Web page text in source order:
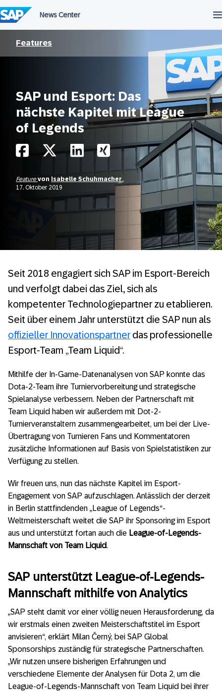
Features
SAP und Esport: Das
nächste Kapitel mit League
of Legends
Featurevon
Isabelle Schuhmacher
17. Oktober 2019
Seit 2018 engagiert sich SAP im Esport-Bereich
und verfolgt dabei das Ziel, sich als
kompetenter Technologiepartner zu etablieren.
Seit über einem Jahr unterstützt die SAP nun als
offizieller Innovationspartner das professionelle
Esport-Team „Team Liquid“.
Mithilfe der In-Game-Datenanalysen von SAP konnte das
Dota-2-Team ihre Turniervorbereitung und strategische
Spielanalyse verbessern. Neben der Partnerschaft mit
Team Liquid haben wir außerdem mit Dot-2-
Turnierveranstaltern zusammengearbeitet, um bei der Live-
Übertragung von Turnieren Fans und Kommentatoren
zusätzliche Informationen auf Basis von Spielstatistiken zur
Verfügung zu stellen.
Wir freuen uns, nun das nächste Kapitel im Esport-
Engagement von SAP aufzuschlagen. Anlässlich der derzeit
in Berlin stattfindenden „League of Legends“-
Weltmeisterschaft weitet die SAP ihr Sponsoring im Esport
aus und unterstützt fortan auch die League-of-Legends-
Mannschaft von Team Liquid.
SAP unterstützt League-of-Legends-
Mannschaft mithilfe von Analytics
„SAP steht damit vor einer völlig neuen Herausforderung, da
wir erstmals einen zweiten Meisterschaftstitel im Esport
anvisieren“, erklärt Milan Černý, bei SAP Global
Sponsorships zuständig für strategische Partnerschaften.
„Wir nutzen unsere bisherigen Erfahrungen und
verschiedene Elemente der Analysen für Dota 2, um die
League-of-Legends-Mannschaft von Team Liquid bei ihrer